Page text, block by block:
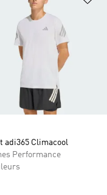
adi365 Climacool
Performance